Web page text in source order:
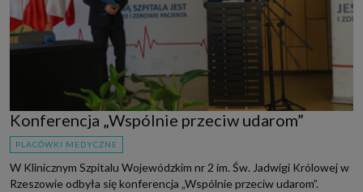
Konferencja „Wspólnie przeciw udarom”
PLACÓWKI MEDYCZNE
W Klinicznym Szpitalu Wojewódzkim nr 2 im. Św. Jadwigi Królowej w
Rzeszowie odbyła się konferencja „Wspólnie przeciw udarom”.